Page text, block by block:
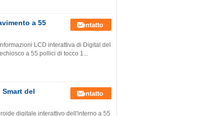
a 55
Contatto
LCD interattiva di Digital del
a 55 pollici di tocco 1...
del
Contatto
digitale interattivo dell'interno a 55